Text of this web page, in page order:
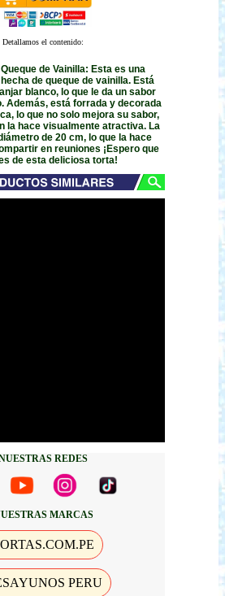
Detallamos el contenido:
de Vainilla: Esta es una
de queque de vainilla. Está
blanco, lo que le da un sabor
Además, está forrada y decorada
lo que no solo mejora su sabor,
la hace visualmente atractiva. La
de 20 cm, lo que la hace
en reuniones ¡Espero que
de esta deliciosa torta!
REDES
MARCAS
PERU